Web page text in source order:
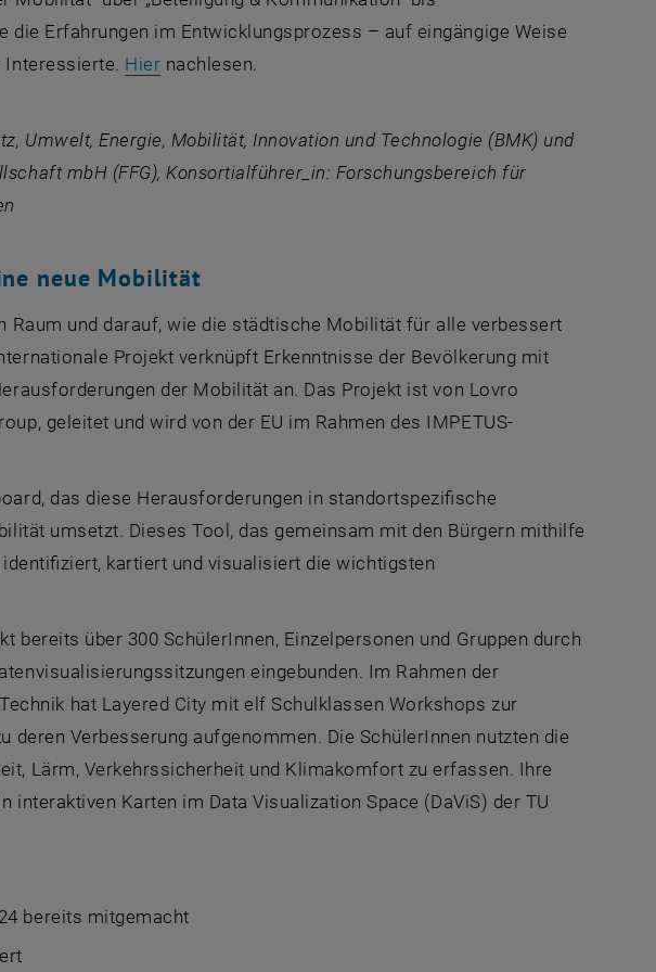
die Erfahrungen im Entwicklungsprozess – auf eingängige Weise
Hier, öffnet eine externe URL in einem neuen Fenster
nachlesen.
Umwelt, Energie, Mobilität, Innovation und Technologie (BMK) und
mbH (FFG), Konsortialführer_in: Forschungsbereich für
neue Mobilität
Raum und darauf, wie die städtische Mobilität für alle verbessert
Projekt verknüpft Erkenntnisse der Bevölkerung mit
der Mobilität an. Das Projekt ist von Lovro
, geleitet und wird von der EU im Rahmen des IMPETUS-
das diese Herausforderungen in standortspezifische
umsetzt. Dieses Tool, das gemeinsam mit den Bürgern mithilfe
kartiert und visualisiert die wichtigsten
bereits über 300 SchülerInnen, Einzelpersonen und Gruppen durch
eingebunden. Im Rahmen der
hat Layered City mit elf Schulklassen Workshops zur
deren Verbesserung aufgenommen. Die SchülerInnen nutzten die
Lärm, Verkehrssicherheit und Klimakomfort zu erfassen. Ihre
interaktiven Karten im Data Visualization Space (DaViS) der TU
bereits mitgemacht